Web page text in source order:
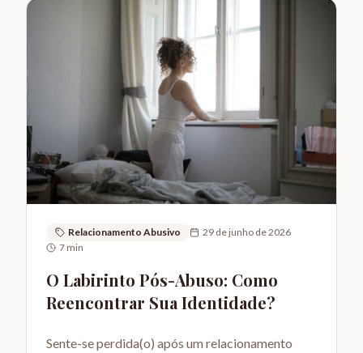
Relacionamento Abusivo
29 de junho de 2026
7min
O Labirinto Pós-Abuso: Como
Reencontrar Sua Identidade?
Sente-se perdida(o) após um relacionamento